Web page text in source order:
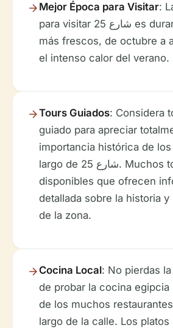
Mejor Época para Visitar:
para visitar شارع 25 es durante los meses
más frescos, de octubre a
el intenso calor del verano.
Tours Guiados: Considera
guiado para apreciar
importancia histórica de
largo de شارع 25. Muchos tours están
disponibles que ofrecen
detallada sobre la historia
de la zona.
Cocina Local: No pierdas
de probar la cocina
de los muchos
largo de la calle. Los platos